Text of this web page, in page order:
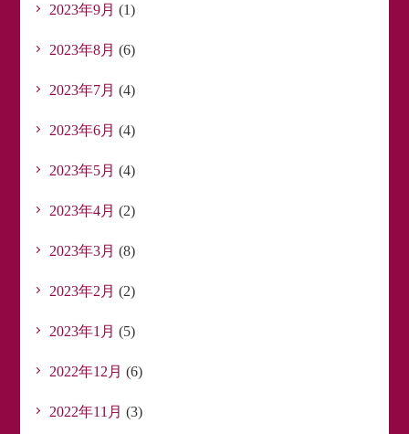
2023年9月 (1)
2023年8月 (6)
2023年7月 (4)
2023年6月 (4)
2023年5月 (4)
2023年4月 (2)
2023年3月 (8)
2023年2月 (2)
2023年1月 (5)
2022年12月 (6)
2022年11月 (3)